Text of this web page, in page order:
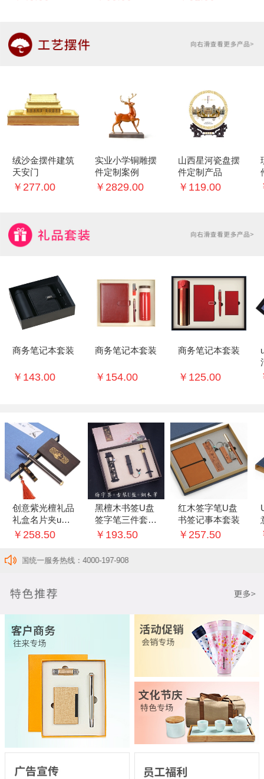
绒沙金摆件建筑
天安门
￥277.00
实业小学铜雕摆
件定制案例
￥2829.00
山西星河瓷盘摆
件定制产品
￥119.00
商务笔记本套装
￥143.00
商务笔记本套装
￥154.00
商务笔记本套装
￥125.00
创意紫光檀礼品
礼盒名片夹u盘
中性笔三件套套
￥258.50
黑檀木书签U盘
签字笔三件套创
意套装
￥193.50
红木签字笔U盘
书签记事本套装
￥257.50
服务热线：4000-197-908